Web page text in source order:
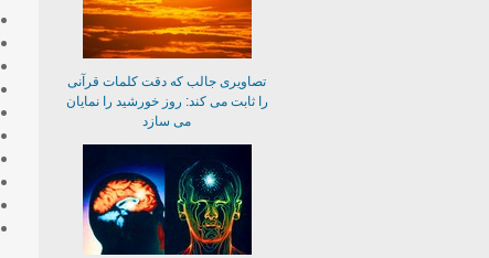
تصاویری جالب که دقت کلمات قرآنی
را ثابت می کند: روز خورشید را نمایان
می سازد